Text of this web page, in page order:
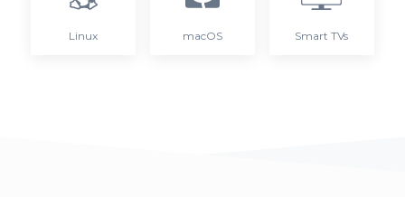
Linux macOS Smart TVs